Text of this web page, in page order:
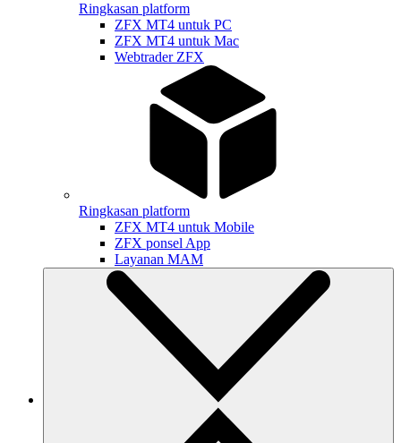
Ringkasan platform
ZFX MT4 untuk PC
ZFX MT4 untuk Mac
Webtrader ZFX
Ringkasan platform
ZFX MT4 untuk Mobile
ZFX ponsel App
Layanan MAM